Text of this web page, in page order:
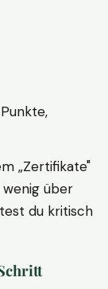
„Zertifikate"
wenig über
du kritisch